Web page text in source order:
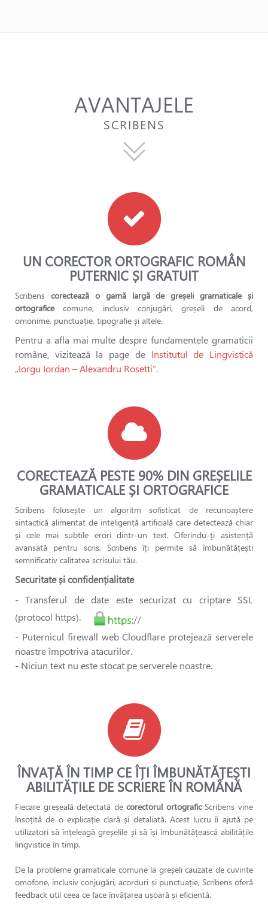
AVANTAJELE
SCRIBENS
UN CORECTOR ORTOGRAFIC ROMÂN
PUTERNIC ȘI GRATUIT
Scribens corectează o gamă largă de greșeli gramaticale și
ortograficecomune, inclusiv conjugări, greșeli de acord,
omonime, punctuație, tipografie și altele.
Pentru a afla mai multe despre fundamentele gramaticii
române, vizitează la page de Institutul de Lingvistică
„Iorgu Iordan – Alexandru Rosetti”.
CORECTEAZĂ PESTE 90% DIN GREȘELILE
GRAMATICALE ȘI ORTOGRAFICE
Scribens folosește un algoritm sofisticat de recunoaștere
sintactică alimentat de inteligență artificială care detectează chiar
și cele mai subtile erori dintr-un text. Oferindu-ți asistență
avansată pentru scris, Scribens îți permite să îmbunătățești
semnificativ calitatea scrisului tău.
Securitate și confidențialitate
- Transferul de date este securizat cu criptare SSL
(protocol https).
- Puternicul firewall web Cloudflare protejează serverele
noastre împotriva atacurilor.
- Niciun text nu este stocat pe serverele noastre.
ÎNVAȚĂ ÎN TIMP CE ÎȚI ÎMBUNĂTĂȚEȘTI
ABILITĂȚILE DE SCRIERE ÎN ROMÂNĂ
Fiecare greșeală detectată decorectorul ortograficScribens vine
însoțită de o explicație clară și detaliată. Acest lucru îi ajută pe
utilizatori să înțeleagă greșelile și să își îmbunătățească abilitățile
lingvistice în timp.
De la probleme gramaticale comune la greșeli cauzate de cuvinte
omofone, inclusiv conjugări, acorduri și punctuație, Scribens oferă
feedback util ceea ce face învățarea ușoară și eficientă.